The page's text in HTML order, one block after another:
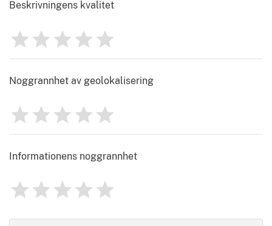
Beskrivningens kvalitet
Betyg
0
1 2 3 4 5
Noggrannhet av geolokalisering
Betyg
0
1 2 3 4 5
Informationens noggrannhet
Betyg
0
1 2 3 4 5